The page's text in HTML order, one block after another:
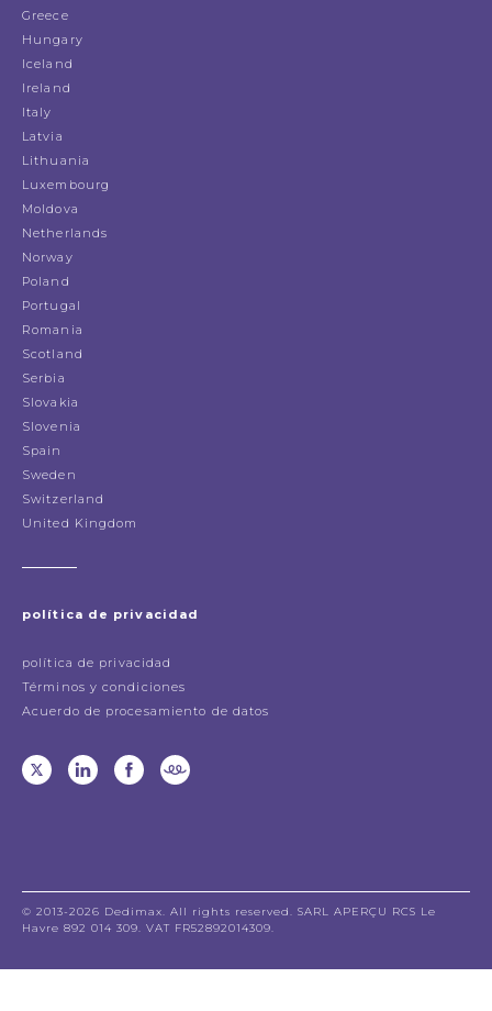
Greece
Hungary
Iceland
Ireland
Italy
Latvia
Lithuania
Luxembourg
Moldova
Netherlands
Norway
Poland
Portugal
Romania
Scotland
Serbia
Slovakia
Slovenia
Spain
Sweden
Switzerland
United Kingdom
política de privacidad
política de privacidad
Términos y condiciones
Acuerdo de procesamiento de datos
© 2013-2026 Dedimax. All rights reserved. SARL APERÇU RCS Le
Havre 892 014 309. VAT FR52892014309.